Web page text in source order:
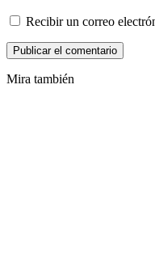
Recibir un correo
Mira también